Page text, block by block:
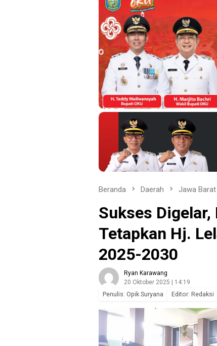
Beranda Daerah Jawa Barat
Sukses Digelar,
Tetapkan Hj.
2025-2030
Ryan Karawang
20 Oktober 2025 | 14:19
Penulis: Opik Suryana Editor: Redaksi